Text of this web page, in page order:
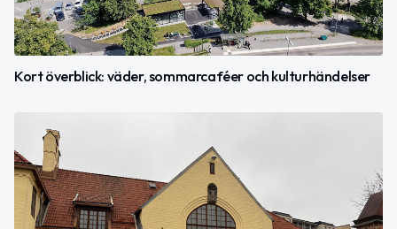
Kort överblick: väder, sommarcaféer och kulturhändelser